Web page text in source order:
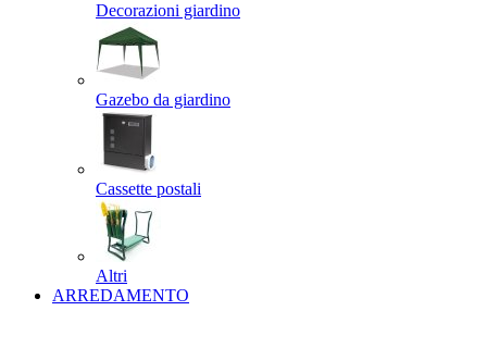
Decorazioni giardino
Gazebo da giardino
Cassette postali
Altri
ARREDAMENTO